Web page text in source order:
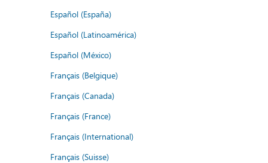
Español (España)
Español (Latinoamérica)
Español (México)
Français (Belgique)
Français (Canada)
Français (France)
Français (International)
Français (Suisse)